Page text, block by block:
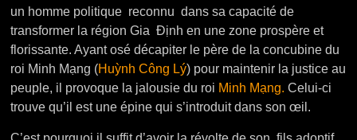
un homme politique reconnu dans sa capacité de
transformer la région Gia Định en une zone prospère et
florissante. Ayant osé décapiter le père de la concubine du
roi Minh Mạng (Huỳnh Công Lý) pour maintenir la justice au
peuple, il provoque la jalousie du roi Minh Mạng. Celui-ci
trouve qu’il est une épine qui s’introduit dans son œil.